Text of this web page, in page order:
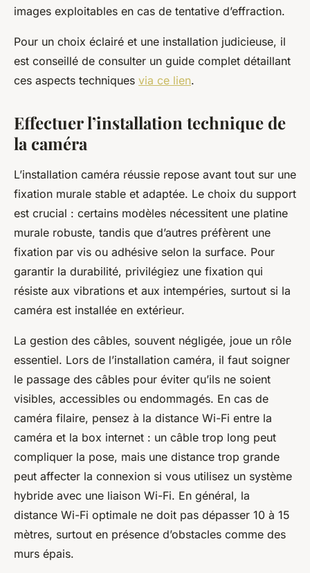
images exploitables en cas de tentative d’effraction.
Pour un choix éclairé et une installation judicieuse, il
est conseillé de consulter un guide complet détaillant
ces aspects techniques via ce lien.
Effectuer l’installation technique de
la caméra
L’installation caméra réussie repose avant tout sur une
fixation murale stable et adaptée. Le choix du support
est crucial : certains modèles nécessitent une platine
murale robuste, tandis que d’autres préfèrent une
fixation par vis ou adhésive selon la surface. Pour
garantir la durabilité, privilégiez une fixation qui
résiste aux vibrations et aux intempéries, surtout si la
caméra est installée en extérieur.
La gestion des câbles, souvent négligée, joue un rôle
essentiel. Lors de l’installation caméra, il faut soigner
le passage des câbles pour éviter qu’ils ne soient
visibles, accessibles ou endommagés. En cas de
caméra filaire, pensez à la distance Wi-Fi entre la
caméra et la box internet : un câble trop long peut
compliquer la pose, mais une distance trop grande
peut affecter la connexion si vous utilisez un système
hybride avec une liaison Wi-Fi. En général, la
distance Wi-Fi optimale ne doit pas dépasser 10 à 15
mètres, surtout en présence d’obstacles comme des
murs épais.